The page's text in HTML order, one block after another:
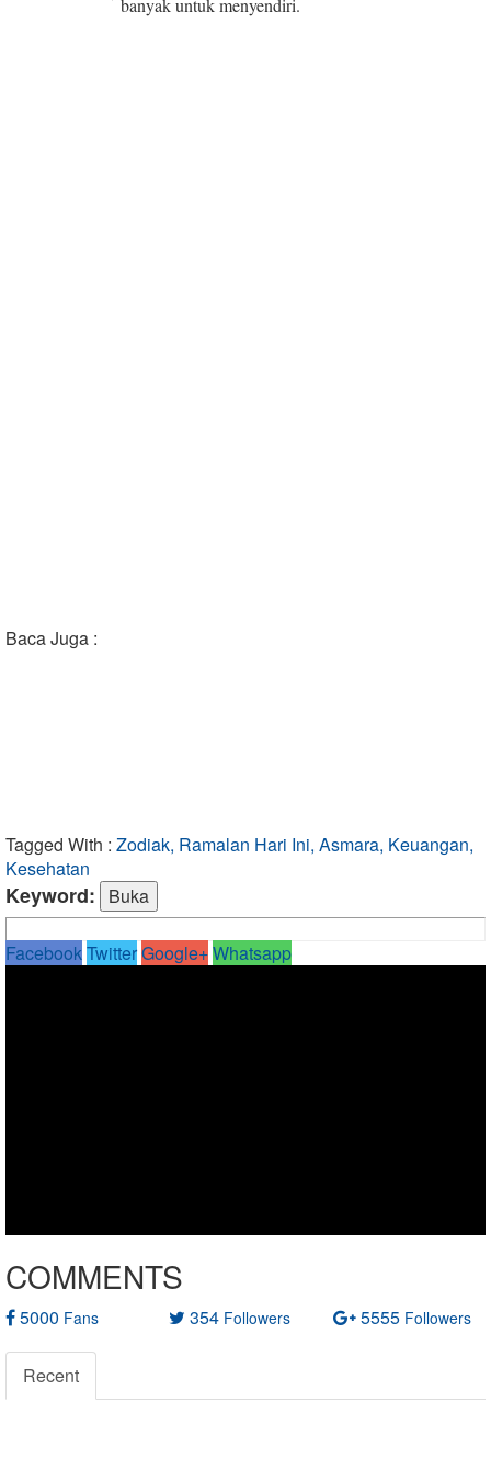
banyak untuk menyendiri.
Baca Juga :
Tagged With : Zodiak, Ramalan Hari Ini, Asmara, Keuangan,
Kesehatan
Keyword:
FacebookTwitterGoogle+Whatsapp
COMMENTS
5000 Fans 354 Followers 5555 Followers
Recent